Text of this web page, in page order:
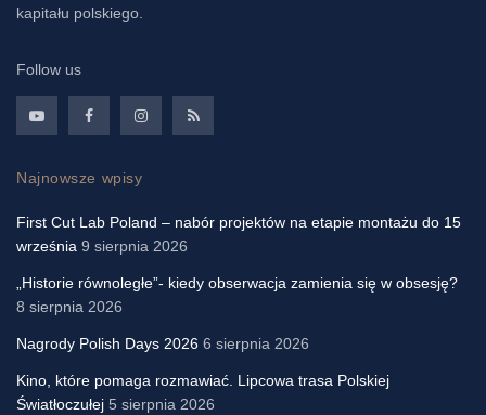
kapitału polskiego.
Follow us
Najnowsze wpisy
First Cut Lab Poland – nabór projektów na etapie montażu do 15
września 9 sierpnia 2026
„Historie równoległe”- kiedy obserwacja zamienia się w obsesję?
8 sierpnia 2026
Nagrody Polish Days 2026 6 sierpnia 2026
Kino, które pomaga rozmawiać. Lipcowa trasa Polskiej
Światłoczułej 5 sierpnia 2026